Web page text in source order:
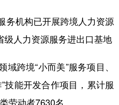
机构已开展跨境人力资源
级人力资源服务进出口基地
跨境“小而美”服务项目、
技能开发合作项目，累计服
劳动者7630名